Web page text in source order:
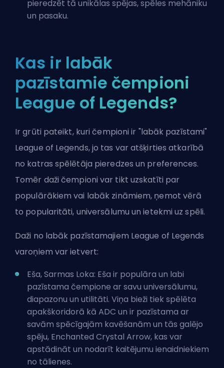
pieredzēt tā unikālas spējas, spēles mehāniku
un pasaku.
Kas ir labāk
pazīstamie čempioni
League of Legends?
Ir grūti pateikt, kuri čempioni ir "labāk pazīstami"
League of Legends, jo tas var atšķirties atkarībā
no katras spēlētāja pieredzes un preferences.
Tomēr daži čempioni var tikt uzskatīti par
populārākiem vai labāk zināmiem, ņemot vērā
to popularitāti, universālumu un ietekmi uz spēli.
Daži no labāk pazīstamajiem League of Legends
varoņiem var ietvert:
Eša, Sarmas Loka: Eša ir populāra un labi
pazīstama čempione ar savu universālumu,
diapazonu un utilitāti. Viņa bieži tiek spēlēta
apakškoridorā kā ADC un ir pazīstama ar
savām spēcīgajām kavēšanām un tās galējo
spēju, Enchanted Crystal Arrow, kas var
apstādināt un nodarīt kaitējumu ienaidniekiem
no tālienes.